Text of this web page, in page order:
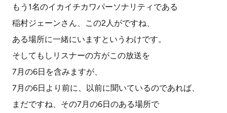
もう1名のイカイチカワパーソナリティである
稲村ジェーンさん、この2人がですね、
ある場所に一緒にいますというわけです。
そしてもしリスナーの方がこの放送を
7月の6日を含みますが、
7月の6日より前に、以前に聞いているのであれば、
まだですね、その7月の6日のある場所で